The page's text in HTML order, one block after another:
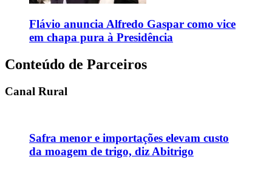
Flávio anuncia Alfredo Gaspar como vice
em chapa pura à Presidência
Conteúdo de Parceiros
Canal Rural
Safra menor e importações elevam custo
da moagem de trigo, diz Abitrigo